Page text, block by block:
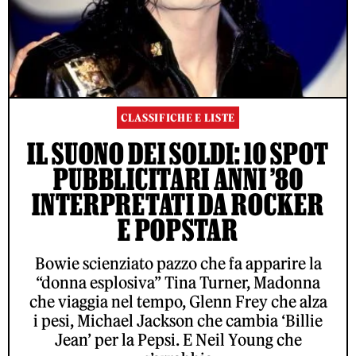
CLASSIFICHE E LISTE
IL SUONO DEI SOLDI: 10 SPOT
PUBBLICITARI ANNI ’80
INTERPRETATI DA ROCKER
E POPSTAR
Bowie scienziato pazzo che fa apparire la
“donna esplosiva” Tina Turner, Madonna
che viaggia nel tempo, Glenn Frey che alza
i pesi, Michael Jackson che cambia ‘Billie
Jean’ per la Pepsi. E Neil Young che